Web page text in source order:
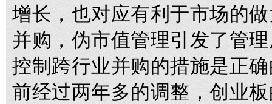
增长，也对应有利于市场的
并购，伪市值管理引发了管
控制跨行业并购的措施是正
前经过两年多的调整，创业